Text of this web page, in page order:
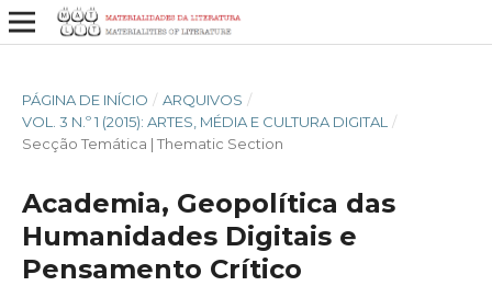
PÁGINA DE INÍCIO / ARQUIVOS /
VOL. 3 N.º 1 (2015): ARTES, MÉDIA E CULTURA DIGITAL
/
Secção Temática | Thematic Section
Academia, Geopolítica das
Humanidades Digitais e
Pensamento Crítico